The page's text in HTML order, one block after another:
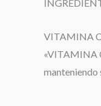
VITAMINA C
«VITAMINA
manteniendo